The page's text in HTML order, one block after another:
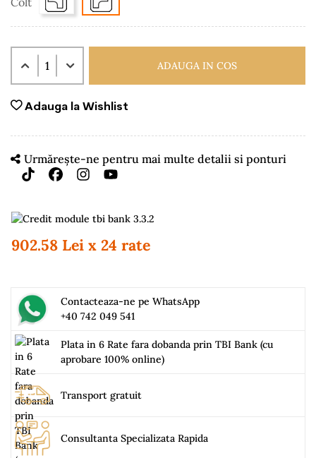
ADAUGA IN COS
Adauga la Wishlist
Urmărește-ne pentru mai multe detalii si ponturi
902.58 Lei x 24 rate
Contacteaza-ne pe WhatsApp
+40 742 049 541
Plata in 6 Rate fara dobanda prin TBI Bank (cu
aprobare 100% online)
Transport gratuit
Consultanta Specializata Rapida